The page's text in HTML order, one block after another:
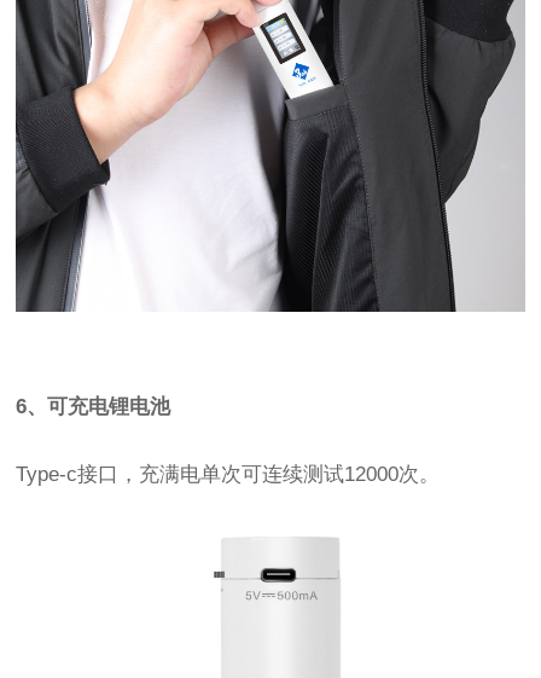
6、可充电锂电池
Type-c接口，充满电单次可连续测试12000次。